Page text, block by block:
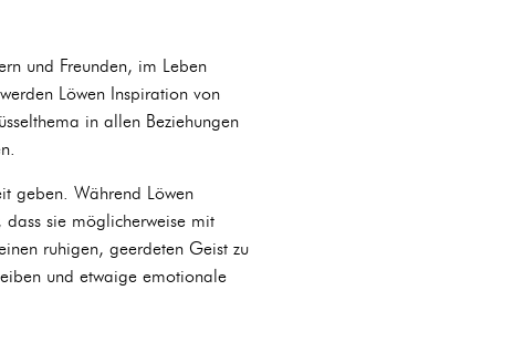
und Freunden, im Leben
Löwen Inspiration von
in allen Beziehungen
geben. Während Löwen
sie möglicherweise mit
ruhigen, geerdeten Geist zu
und etwaige emotionale